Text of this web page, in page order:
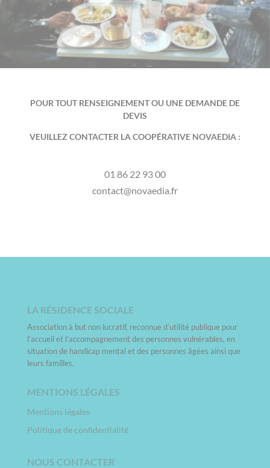
POUR TOUT RENSEIGNEMENT OU UNE DEMANDE DE
DEVIS
VEUILLEZ CONTACTER LA COOPÉRATIVE NOVAEDIA :
01 86 22 93 00
contact@novaedia.fr
LA RÉSIDENCE SOCIALE
Association à but non lucratif, reconnue d’utilité publique pour
l’accueil et l’accompagnement des personnes vulnérables, en
situation de handicap mental et des personnes âgées ainsi que
leurs familles.
MENTIONS LÉGALES
Mentions légales
Politique de confidentialité
NOUS CONTACTER